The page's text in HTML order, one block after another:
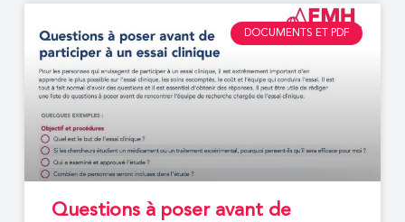
DOCUMENTS ET PDF
Questions à poser avant de